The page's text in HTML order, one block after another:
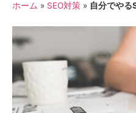
ホーム » SEO対策 » 自分でやる